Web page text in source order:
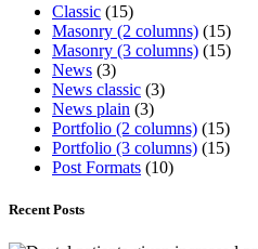
Classic (15)
Masonry (2 columns) (15)
Masonry (3 columns) (15)
News (3)
News classic (3)
News plain (3)
Portfolio (2 columns) (15)
Portfolio (3 columns) (15)
Post Formats (10)
Recent Posts